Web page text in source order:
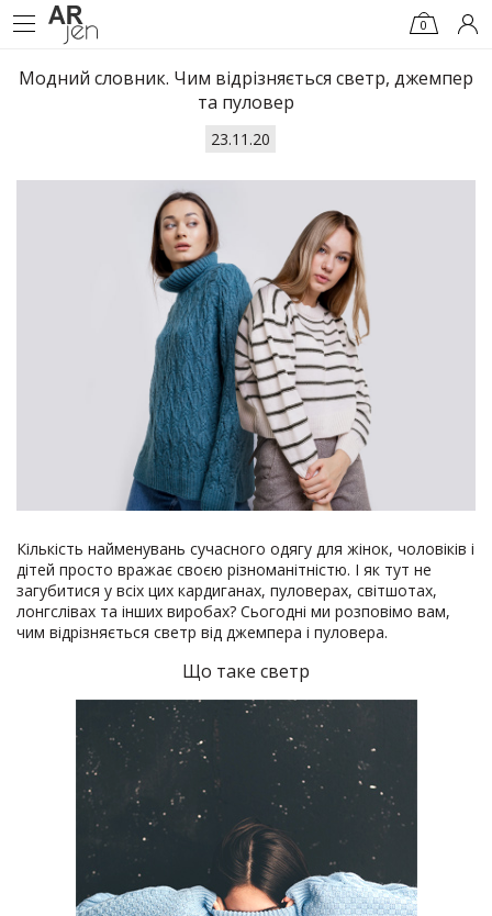
0
Модний словник. Чим відрізняється светр, джемпер
та пуловер
23.11.20
Кількість найменувань сучасного одягу для жінок, чоловіків і
дітей просто вражає своєю різноманітністю. І як тут не
загубитися у всіх цих кардиганах, пуловерах, світшотах,
лонгслівах та інших виробах? Сьогодні ми розповімо вам,
чим відрізняється светр від джемпера і пуловера.
Що таке светр